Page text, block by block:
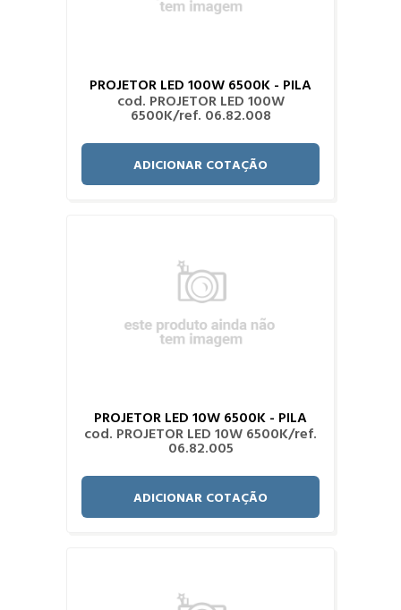
PROJETOR LED 100W 6500K - PILA
cod. PROJETOR LED 100W
6500K/ref. 06.82.008
ADICIONAR COTAÇÃO
PROJETOR LED 10W 6500K - PILA
cod. PROJETOR LED 10W 6500K/ref.
06.82.005
ADICIONAR COTAÇÃO